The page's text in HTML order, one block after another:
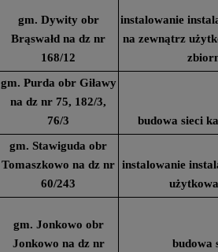
gm. Dywity obr
Brąswałd na dz nr
168/12
instalowanie
na zewnątrz
gm. Purda obr Giławy
na dz nr 75, 182/3,
76/3
budowa sieci
gm. Stawiguda obr
Tomaszkowo na dz nr
60/243
instalowanie
gm. Jonkowo obr
Jonkowo na dz nr
budowa